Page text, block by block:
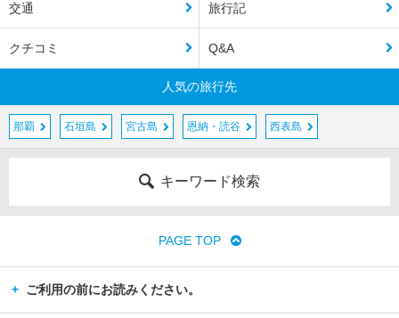
交通 旅行記
クチコミ Q&A
人気の旅行先
那覇 石垣島 宮古島 恩納・読谷 西表島
キーワード検索
PAGE TOP
ご利用の前にお読みください。